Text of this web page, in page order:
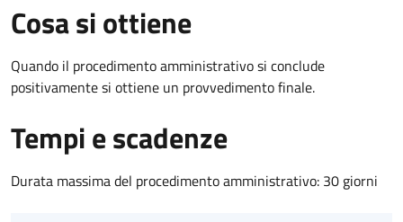
Cosa si ottiene
Quando il procedimento amministrativo si conclude
positivamente si ottiene un provvedimento finale.
Tempi e scadenze
Durata massima del procedimento amministrativo: 30 giorni